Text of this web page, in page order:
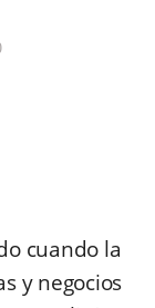
cuando la
y negocios